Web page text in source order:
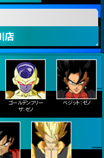
店
ゴールデンフリー
ザ：ゼノ
ベジット：ゼノ